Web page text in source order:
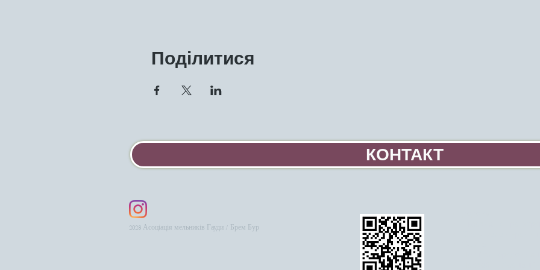
Поділитися
КОНТАКТ
2023 Асоціація мельників Гауди / Брем Бур